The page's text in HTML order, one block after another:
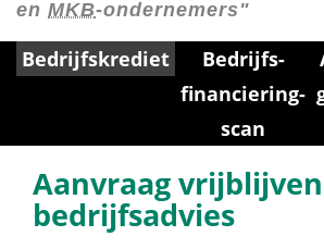
en MKB-ondernemers"
Bedrijfskrediet
Bedrijfs­
financiering­
scan
Aanvraag
bedrijfsadvies